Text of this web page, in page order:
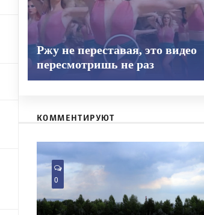
Ржу не переставая, это видео
пересмотришь не раз
КОММЕНТИРУЮТ
0